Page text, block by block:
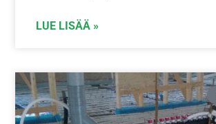
LUE LISÄÄ »